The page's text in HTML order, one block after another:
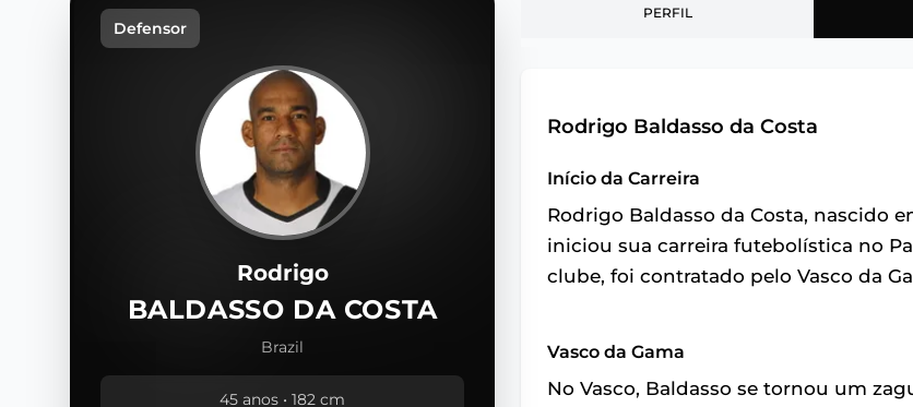
Defensor
Rodrigo
BALDASSO DA COSTA
Brazil
45 anos • 182 cm
PERFIL
Rodrigo Baldasso da Costa
Início da Carreira
Rodrigo Baldasso da Costa, nascido
iniciou sua carreira futebolística no
clube, foi contratado pelo Vasco da
Vasco da Gama
No Vasco, Baldasso se tornou um